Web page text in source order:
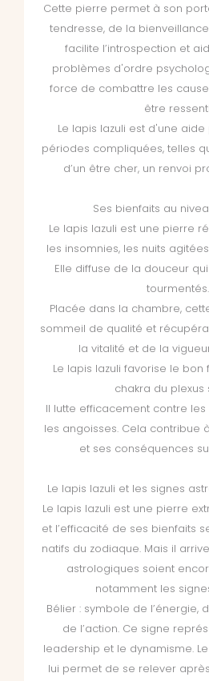
Cette pierre permet à son
tendresse, de la
facilite l’introspection et
problèmes d'ordre
force de combattre les
être
Le lapis lazuli est d'une
périodes compliquées, telles
d’un être cher, un renvoi
Ses bienfaits au
Le lapis lazuli est une pierre
les insomnies, les nuits
Elle diffuse de la douceur
tourmentés.
Placée dans la chambre,
sommeil de qualité et
la vitalité et de la
Le lapis lazuli favorise le
chakra du plexus
Il lutte efficacement contre
les angoisses. Cela contribue
et ses conséquences
Le lapis lazuli et les signes
Le lapis lazuli est une pierre
et l’efficacité de ses bienfaits
natifs du zodiaque. Mais il
astrologiques soient
notamment les
Bélier : symbole de l’énergie,
de l’action. Ce signe
leadership et le dynamisme.
lui permet de se relever